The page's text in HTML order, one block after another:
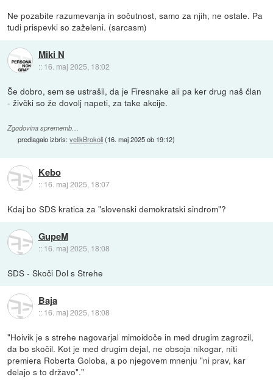
Ne pozabite razumevanja in sočutnost, samo za njih, ne ostale. Pa
tudi prispevki so zaželeni. (sarcasm)
Miki N
:: 16. maj 2025, 18:02
Še dobro, sem se ustrašil, da je Firesnake ali pa ker drug naš član
- živčki so že dovolj napeti, za take akcije.
Zgodovina sprememb…
predlagalo izbris:velikBrokoli(16. maj 2025 ob 19:12)
Kebo
:: 16. maj 2025, 18:07
Kdaj bo SDS kratica za "slovenski demokratski sindrom"?
GupeM
:: 16. maj 2025, 18:08
SDS - Skoči Dol s Strehe
Baja
:: 16. maj 2025, 18:08
"Hoivik je s strehe nagovarjal mimoidoče in med drugim zagrozil,
da bo skočil. Kot je med drugim dejal, ne obsoja nikogar, niti
premiera Roberta Goloba, a po njegovem mnenju "ni prav, kar
delajo s to državo"."